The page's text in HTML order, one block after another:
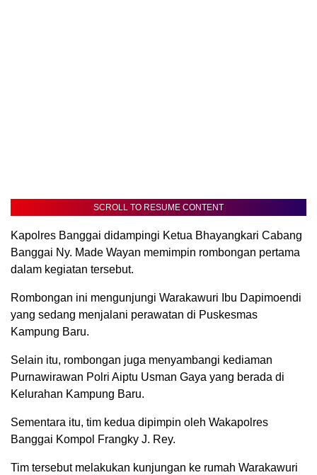
SCROLL TO RESUME CONTENT
Kapolres Banggai didampingi Ketua Bhayangkari Cabang
Banggai Ny. Made Wayan memimpin rombongan pertama
dalam kegiatan tersebut.
Rombongan ini mengunjungi Warakawuri Ibu Dapimoendi
yang sedang menjalani perawatan di Puskesmas
Kampung Baru.
Selain itu, rombongan juga menyambangi kediaman
Purnawirawan Polri Aiptu Usman Gaya yang berada di
Kelurahan Kampung Baru.
Sementara itu, tim kedua dipimpin oleh Wakapolres
Banggai Kompol Frangky J. Rey.
Tim tersebut melakukan kunjungan ke rumah Warakawuri